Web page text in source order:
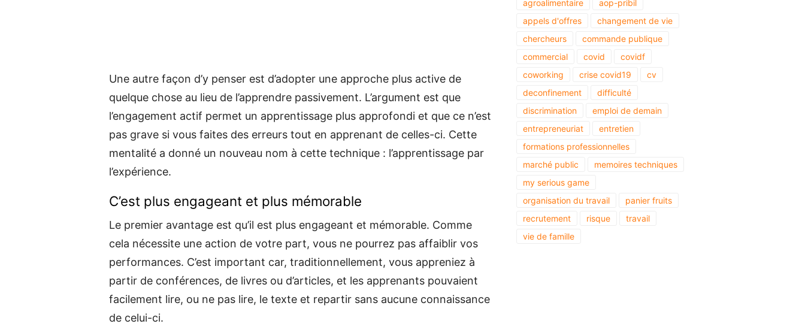
Une autre façon d’y penser est d’adopter une approche plus active de
quelque chose au lieu de l’apprendre passivement. L’argument est que
l’engagement actif permet un apprentissage plus approfondi et que ce n’est
pas grave si vous faites des erreurs tout en apprenant de celles-ci. Cette
mentalité a donné un nouveau nom à cette technique : l’apprentissage par
l’expérience.
C’est plus engageant et plus mémorable
Le premier avantage est qu’il est plus engageant et mémorable. Comme
cela nécessite une action de votre part, vous ne pourrez pas affaiblir vos
performances. C’est important car, traditionnellement, vous appreniez à
partir de conférences, de livres ou d’articles, et les apprenants pouvaient
facilement lire, ou ne pas lire, le texte et repartir sans aucune connaissance
de celui-ci.
agroalimentaire
aop-pribil
appels d'offres
changement de vie
chercheurs
commande publique
commercial
covid
covidf
coworking
crise covid19
cv
deconfinement
difficulté
discrimination
emploi de demain
entrepreneuriat
entretien
formations professionnelles
marché public
memoires techniques
my serious game
organisation du travail
panier fruits
recrutement
risque
travail
vie de famille